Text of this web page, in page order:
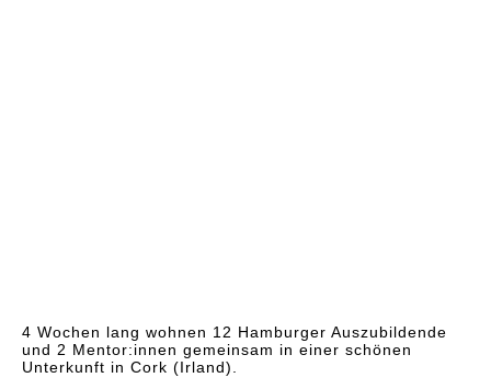
4 Wochen lang wohnen 12 Hamburger Auszubildende
und 2 Mentor:innen gemeinsam in einer schönen
Unterkunft in Cork (Irland).